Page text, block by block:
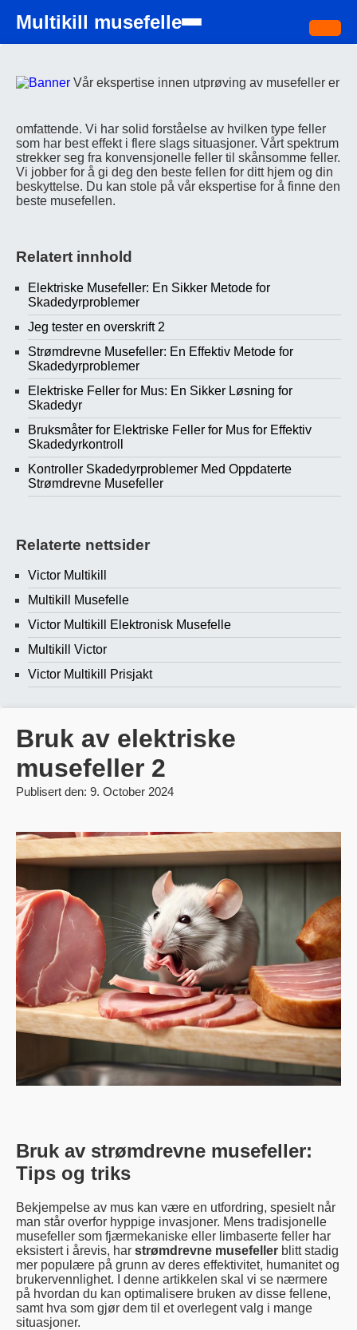
Multikill musefelle
Bruk av elektriske
musefeller 2
Publisert den: 9. October 2024
Bruk av strømdrevne musefeller:
Tips og triks
Bekjempelse av mus kan være en utfordring, spesielt når
man står overfor hyppige invasjoner. Mens tradisjonelle
musefeller som fjærmekaniske eller limbaserte feller har
eksistert i årevis, har strømdrevne musefeller blitt stadig
mer populære på grunn av deres effektivitet, humanitet og
brukervennlighet. I denne artikkelen skal vi se nærmere
på hvordan du kan optimalisere bruken av disse fellene,
samt hva som gjør dem til et overlegent valg i mange
situasjoner.
Vår ekspertise innen utprøving av musefeller er
omfattende. Vi har solid forståelse av hvilken type feller
som har best effekt i flere slags situasjoner. Vårt spektrum
strekker seg fra konvensjonelle feller til skånsomme feller.
Vi jobber for å gi deg den beste fellen for ditt hjem og din
beskyttelse. Du kan stole på vår ekspertise for å finne den
beste musefellen.
Relatert innhold
Elektriske Musefeller: En Sikker Metode for
Skadedyrproblemer
Jeg tester en overskrift 2
Strømdrevne Musefeller: En Effektiv Metode for
Skadedyrproblemer
Elektriske Feller for Mus: En Sikker Løsning for
Skadedyr
Bruksmåter for Elektriske Feller for Mus for Effektiv
Skadedyrkontroll
Kontroller Skadedyrproblemer Med Oppdaterte
Strømdrevne Musefeller
Relaterte nettsider
Victor Multikill
Multikill Musefelle
Victor Multikill Elektronisk Musefelle
Multikill Victor
Victor Multikill Prisjakt